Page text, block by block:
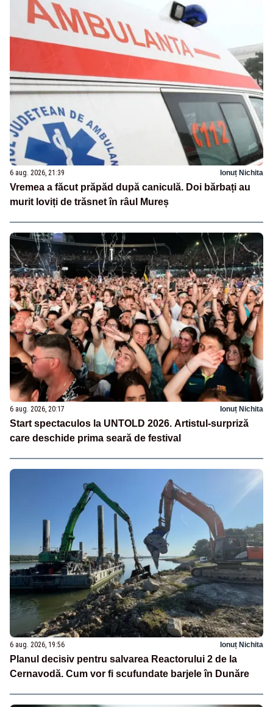
6 aug. 2026, 21:39 Ionuț Nichita
Vremea a făcut prăpăd după caniculă. Doi bărbați au
murit loviți de trăsnet în râul Mureș
6 aug. 2026, 20:17 Ionuț Nichita
Start spectaculos la UNTOLD 2026. Artistul-surpriză
care deschide prima seară de festival
6 aug. 2026, 19:56 Ionuț Nichita
Planul decisiv pentru salvarea Reactorului 2 de la
Cernavodă. Cum vor fi scufundate barjele în Dunăre